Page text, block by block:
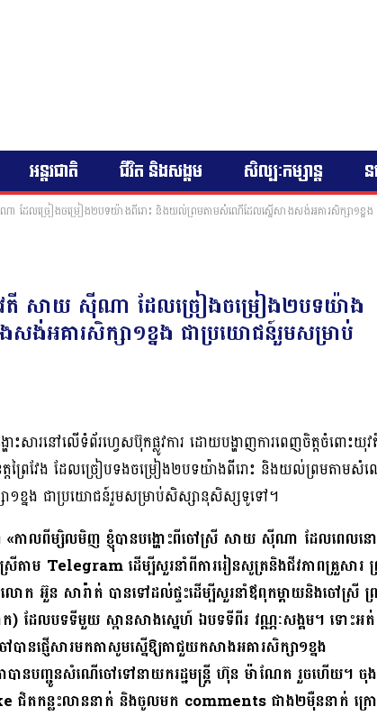
អន្តរជាតិ ជីវិត និងសង្គម សិល្បៈកម្សាន្ត
ា ដែលច្រៀងចម្រៀង២បទយ៉ាងពីរោះ និងយល់ព្រមតាមសំណើដែលស្នើសាងសង់អគារសិក្សា១ខ្ន
វតី សាយ ស៉ីណា ដែលច្រៀងចម្រៀង២បទយ៉ាង
អគារសិក្សា១ខ្នង ជាប្រយោជន៍រួមសម្រាប់
ះសារនៅលើទំព័រហ្វេសប៊ុកផ្លូវការ ដោយបង្ហាញការពេញចិត្តចំពោះយុ
ព្រៃវែង ដែលច្រៀបទងចម្រៀង២បទយ៉ាងពីរោះ និងយល់ព្រមតាមសំ
នង ជាប្រយោជន៍រួមសម្រាប់សិស្សានុសិស្សទូទៅ។
«កាលពីម្សិលមិញ ខ្ញុំបានបង្ហោះពីចៅស្រី សាយ ស៉ីណា ដែលពេលន
តាម Telegram ដើម្បីសួរនាំពីការរៀនសូត្រនិងជីវភាពគ្រួសារ
លោក អ៊ួន សារ៉ាត់ បានទៅដល់ផ្ទះដើម្បីសួរនាំឪពុកម្តាយនិងចៅស្រី ព្
ក) ដែលបទទីមួយ ស្ពានសាងស្នេហ៍ ឯបទទីពីរ វណ្ណៈសង្គម។ ទោះអត់
នផ្ញើសារមកតាសូមស្នើឱ្យតាជួយកសាងអគារសិក្សា១ខ្នង
បានបញ្ជូនសំណើចៅទៅនាយករដ្ឋមន្ត្រី ហ៊ុន ម៉ាណែត រួចហើយ។ ចុង
ជិតកន្លះលាននាក់ និងចូលមក comments ជាង២ម៉ឺននាក់ ក្